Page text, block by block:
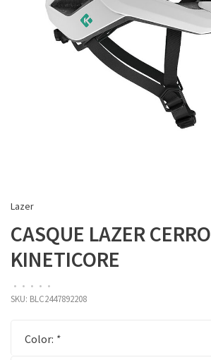
Lazer
CASQUE LAZER CERRO
KINETICORE
• • • • •
SKU: BLC2447892208
Color: *